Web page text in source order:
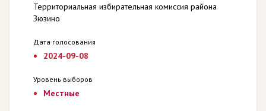
Территориальная избирательная комиссия района
Зюзино
Дата голосования
2024-09-08
Уровень выборов
Местные